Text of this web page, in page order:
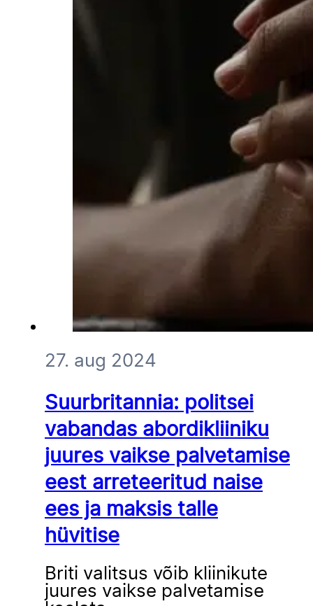
27. aug 2024
Suurbritannia: politsei
vabandas abordikliiniku
juures vaikse palvetamise
eest arreteeritud naise
ees ja maksis talle
hüvitise
Briti valitsus võib kliinikute
juures vaikse palvetamise